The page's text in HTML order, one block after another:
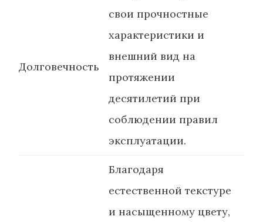
Долговечность
свои прочностные
характеристики и
внешний вид на
протяжении
десятилетий при
соблюдении правил
эксплуатации.
Благодаря
естественной текстуре
и насыщенному цвету,